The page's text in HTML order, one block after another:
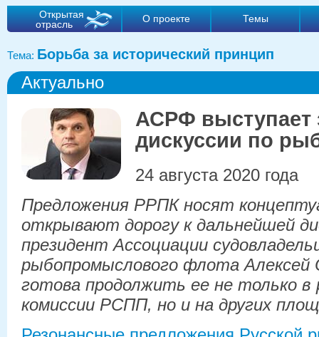
Открытая
отрасль
О проекте Темы
Тема: Борьба за исторический принцип
Актуально
АСРФ выступает
дискуссии по
24 августа 2020 года
Предложения РРПК носят
открывают дорогу к дальнейшей
президент Ассоциации
рыбопромыслового флота
готова продолжить ее не только в
комиссии РСПП, но и на других